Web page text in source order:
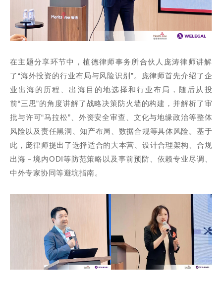
在主题分享环节中，植德律师事务所合伙人庞涛律师讲解
了“海外投资的行业布局与风险识别”。庞律师首先介绍了企
业出海的历程、出海目的地选择和行业布局，随后从投
前“三思”的角度讲解了战略决策防火墙的构建，并解析了审
批与许可“马拉松”、外资安全审查、文化与地缘政治等整体
风险以及责任黑洞、知产布局、数据合规等具体风险。基于
此，庞律师提出了选择适合的大本营、设计合理架构、合规
出海－境内ODI等防范策略以及事前预防、依赖专业尽调、
中外专家协同等避坑指南。